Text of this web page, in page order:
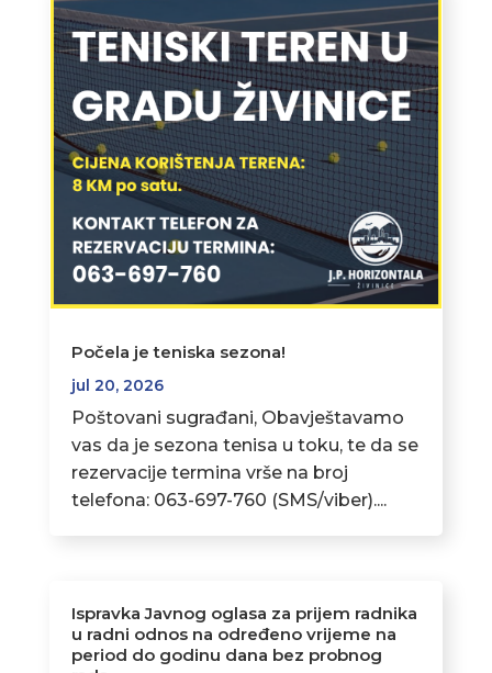
Počela je teniska sezona!
jul 20, 2026
Poštovani sugrađani, Obavještavamo
vas da je sezona tenisa u toku, te da se
rezervacije termina vrše na broj
telefona: 063-697-760 (SMS/viber)....
Ispravka Javnog oglasa za prijem radnika
u radni odnos na određeno vrijeme na
period do godinu dana bez probnog